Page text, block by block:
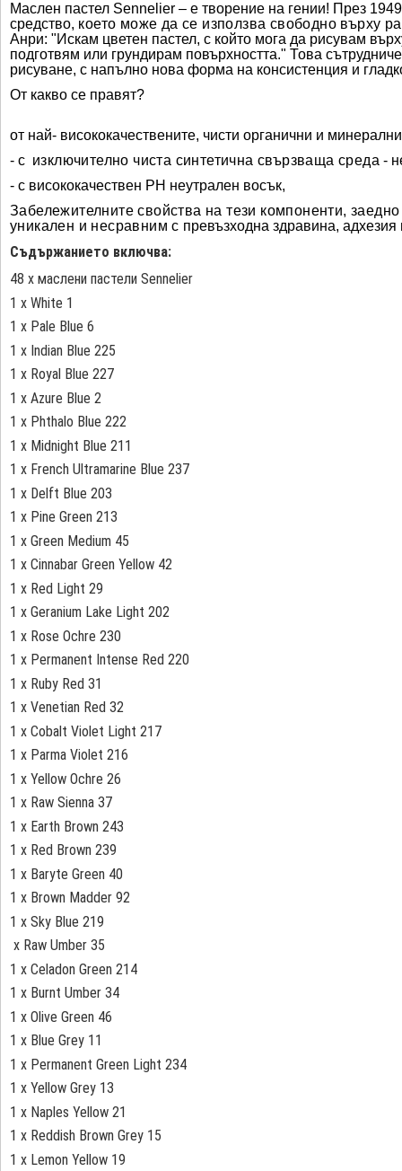
Маслен пастел Sennelier – е творение на гении! През
средство, което може да се използва свободно върху
Анри: "Искам цветен пастел, с който мога да рисувам
подготвям или грундирам повърхността." Това
рисуване, с напълно нова форма на консистенция и
От какво се правят?
от най- висококачествените, чисти органични и
- с изключително чиста синтетична свързваща среда -
- с висококачествен PH неутрален восък,
Забележителните свойства на тези компоненти,
уникален и несравним с превъзходна здравина, адхезия
Съдържанието включва:
48 x маслени пастели Sennelier
1 x White 1
1 x Pale Blue 6
1 x Indian Blue 225
1 x Royal Blue 227
1 x Azure Blue 2
1 x Phthalo Blue 222
1 x Midnight Blue 211
1 x French Ultramarine Blue 237
1 x Delft Blue 203
1 x Pine Green 213
1 x Green Medium 45
1 x Cinnabar Green Yellow 42
1 x Red Light 29
1 x Geranium Lake Light 202
1 x Rose Ochre 230
1 x Permanent Intense Red 220
1 x Ruby Red 31
1 x Venetian Red 32
1 x Cobalt Violet Light 217
1 x Parma Violet 216
1 x Yellow Ochre 26
1 x Raw Sienna 37
1 x Earth Brown 243
1 x Red Brown 239
1 x Baryte Green 40
1 x Brown Madder 92
1 x Sky Blue 219
x Raw Umber 35
1 x Celadon Green 214
1 x Burnt Umber 34
1 x Olive Green 46
1 x Blue Grey 11
1 x Permanent Green Light 234
1 x Yellow Grey 13
1 x Naples Yellow 21
1 x Reddish Brown Grey 15
1 x Lemon Yellow 19